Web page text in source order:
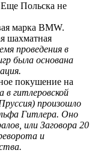
Польска не
марка BMW.
шахматная
проведения в
была основана
покушение на
в гитлеровской
произошло
Гитлера. Оно
или Заговора 20
и